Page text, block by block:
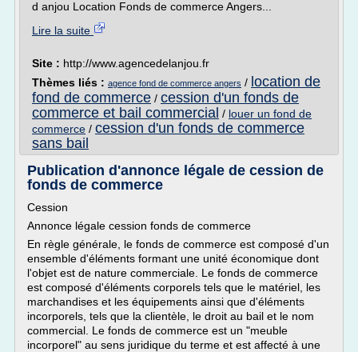
d anjou Location Fonds de commerce Angers...
Lire la suite
Site : http://www.agencedelanjou.fr
Thèmes liés : agence fond de commerce angers / location de
fond de commerce / cession d'un fonds de
commerce et bail commercial / louer un fond de
commerce / cession d'un fonds de commerce
sans bail
Publication d'annonce légale de cession de
fonds de commerce
Cession
Annonce légale cession fonds de commerce
En règle générale, le fonds de commerce est composé d'un
ensemble d'éléments formant une unité économique dont
l'objet est de nature commerciale. Le fonds de commerce
est composé d'éléments corporels tels que le matériel, les
marchandises et les équipements ainsi que d'éléments
incorporels, tels que la clientèle, le droit au bail et le nom
commercial. Le fonds de commerce est un "meuble
incorporel" au sens juridique du terme et est affecté à une